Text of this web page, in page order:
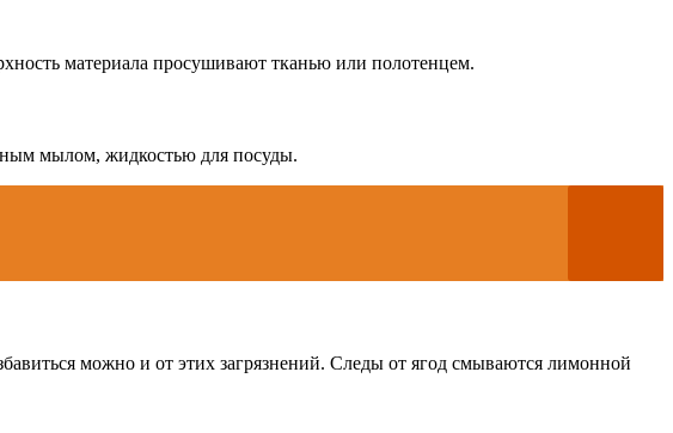
материала просушивают тканью или полотенцем.
мылом, жидкостью для посуды.
можно и от этих загрязнений. Следы от ягод смываются лимонной